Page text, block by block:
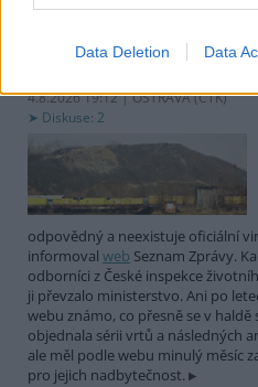
Data Deletion Data
Ministerstvo v kauze haldy
4.8.2026 19:12 | OSTRAVA (ČTK)
Diskuse: 2
odpovědný a neexistuje oficiální
informoval web Seznam Zprávy.
odborníci z České inspekce
ji převzalo ministerstvo. Ani po
webu známo, co přesně se v
objednala sérii vrtů a následných
ale měl podle webu minulý měsíc
pro jejich nadbytečnost.